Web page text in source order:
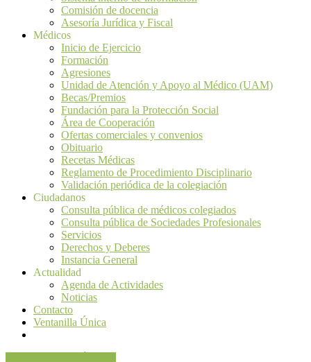
Comisión de docencia
Asesoría Jurídica y Fiscal
Médicos
Inicio de Ejercicio
Formación
Agresiones
Unidad de Atención y Apoyo al Médico (UAM)
Becas/Premios
Fundación para la Protección Social
Área de Cooperación
Ofertas comerciales y convenios
Obituario
Recetas Médicas
Reglamento de Procedimiento Disciplinario
Validación periódica de la colegiación
Ciudadanos
Consulta pública de médicos colegiados
Consulta pública de Sociedades Profesionales
Servicios
Derechos y Deberes
Instancia General
Actualidad
Agenda de Actividades
Noticias
Contacto
Ventanilla Única